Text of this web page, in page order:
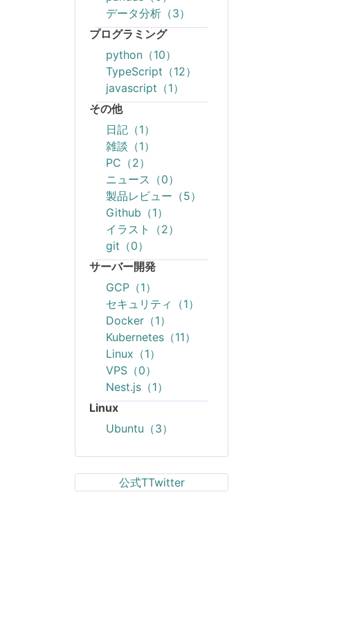
データ分析（3）
プログラミング
python（10）
TypeScript（12）
javascript（1）
その他
日記（1）
雑談（1）
PC（2）
ニュース（0）
製品レビュー（5）
Github（1）
イラスト（2）
git（0）
サーバー開発
GCP（1）
セキュリティ（1）
Docker（1）
Kubernetes（11）
Linux（1）
VPS（0）
Nest.js（1）
Linux
Ubuntu（3）
公式TTwitter